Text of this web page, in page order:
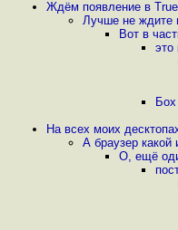
Ждём появление в
Лучше не ждите
Вот в
это
На всех моих
А браузер
О, ещё